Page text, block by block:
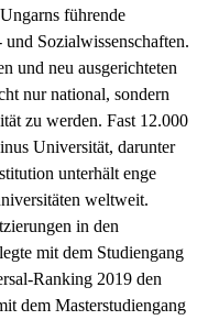
führende
Sozialwissenschaften.
und neu ausgerichteten
nur national, sondern
zu werden. Fast 12.000
Universität, darunter
unterhält enge
weltweit.
in den
mit dem Studiengang
Ranking 2019 den
dem Masterstudiengang